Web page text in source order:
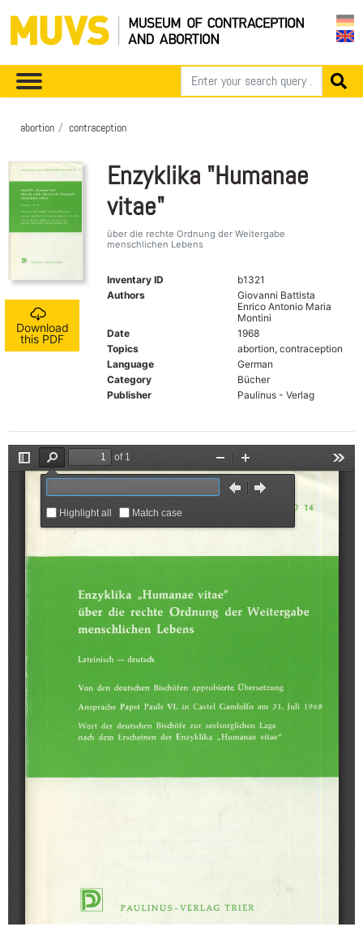
abortion contraception
Download
this PDF
Enzyklika "Humanae
vitae"
über die rechte Ordnung der Weitergabe
menschlichen Lebens
Inventary ID
b1321
Authors
Giovanni Battista
Enrico Antonio Maria
Montini
Date
1968
Topics
abortion, contraception
Language
German
Category
Bücher
Publisher
Paulinus - Verlag